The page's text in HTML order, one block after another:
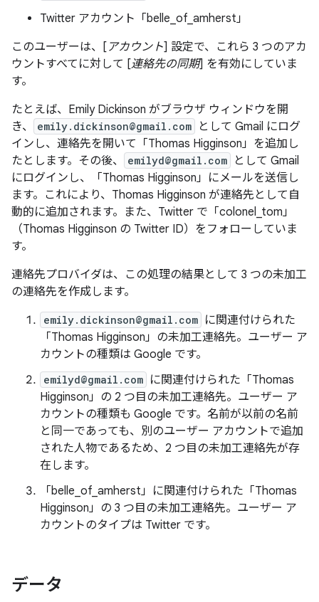
Twitter アカウント「belle_of_amherst」
このユーザーは、[ アカウント] 設定で、これら 3 つのアカ
ウントすべてに対して [連絡先の同期] を有効にしていま
す。
たとえば、Emily Dickinson がブラウザ ウィンドウを開
き、
emily.dickinson@gmail.com
として Gmail にログ
インし、連絡先を開いて「Thomas Higginson」を追加し
たとします。その後、
emilyd@gmail.com
として Gmail
にログインし、「Thomas Higginson」にメールを送信し
ます。これにより、Thomas Higginson が連絡先として自
動的に追加されます。また、Twitter で「colonel_tom」
（Thomas Higginson の Twitter ID）をフォローしていま
す。
連絡先プロバイダは、この処理の結果として 3 つの未加工
の連絡先を作成します。
emily.dickinson@gmail.com に関連付けられた
「Thomas Higginson」の未加工連絡先。ユーザー ア
カウントの種類は Google です。
emilyd@gmail.com に関連付けられた「Thomas
Higginson」の 2 つ目の未加工連絡先。ユーザー ア
カウントの種類も Google です。名前が以前の名前
と同一であっても、別のユーザー アカウントで追加
された人物であるため、2 つ目の未加工連絡先が存
在します。
「belle_of_amherst」に関連付けられた「Thomas
Higginson」の 3 つ目の未加工連絡先。ユーザー ア
カウントのタイプは Twitter です。
データ